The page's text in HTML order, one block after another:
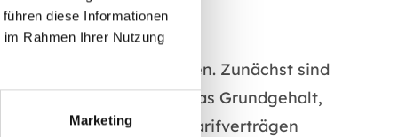
diese Informationen
Rahmen Ihrer Nutzung
Marketing
stark belasten. Zunächst sind
beinhalten nicht nur das Grundgehalt,
und Tarifverträgen